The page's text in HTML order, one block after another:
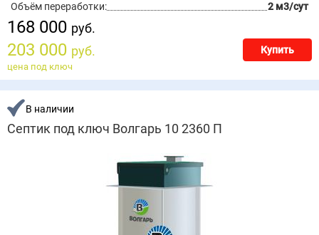
Объём переработки:
2 м3/сут
168 000 руб.
203 000 руб. Купить
цена под ключ
В наличии
Септик под ключ Волгарь 10 2360 П